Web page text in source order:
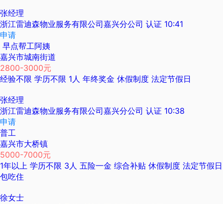
张经理
浙江雷迪森物业服务有限公司嘉兴分公司 认证 10:41
申请
早点帮工阿姨
嘉兴市城南街道
2800-3000元
经验不限 学历不限 1人 年终奖金 休假制度 法定节假日
张经理
浙江雷迪森物业服务有限公司嘉兴分公司 认证 10:38
申请
普工
嘉兴市大桥镇
5000-7000元
1年以上 学历不限 3人 五险一金 综合补贴 休假制度 法定节假日
包吃住
徐女士